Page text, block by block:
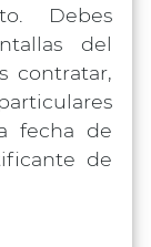
Debes
del
contratar,
fecha de
de